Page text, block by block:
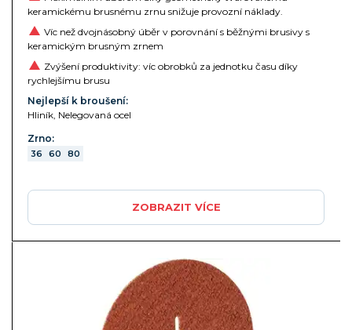
keramickému brusnému zrnu snižuje provozní náklady.
Víc než dvojnásobný úběr v porovnání s běžnými brusivy s
keramickým brusným zrnem
Zvýšení produktivity: víc obrobků za jednotku času díky
rychlejšímu brusu
Nejlepší k broušení:
Hliník, Nelegovaná ocel
Zrno:
36 60 80
ZOBRAZIT VÍCE